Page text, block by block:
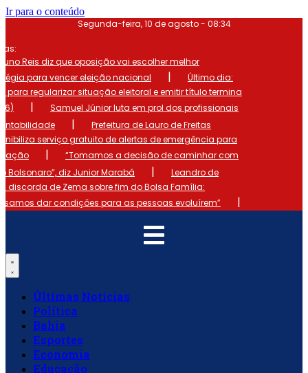
Ir para o conteúdo
Segunda-feira, 10 de agosto - 08:34
Reis diz que oposição vai escolher melhor
para vencer eleição nacional
|
Último dia:
para regularizar situação eleitoral e emitir título termina
|
Samuel Júnior luta em prol dos profissionais
|
Prefeitura de Lauro de Freitas
serviço gratuito de alertas de emergência para
|
“Tomamos a decisão de caminhar com
Bolsonaro”, diz Junior Marabá
|
Leandro de
discorda de Zema sobre fim do Bolsa Família:
dar condições para as pessoas evoluírem”
|
Últimas Notícias
Política
Bahia
Esportes
Economia
Educação